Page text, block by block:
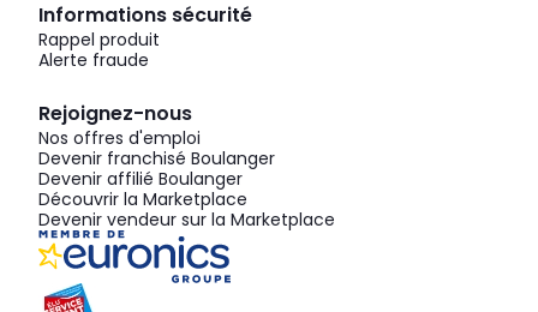
Informations sécurité
Rappel produit
Alerte fraude
Rejoignez-nous
Nos offres d'emploi
Devenir franchisé Boulanger
Devenir affilié Boulanger
Découvrir la Marketplace
Devenir vendeur sur la Marketplace